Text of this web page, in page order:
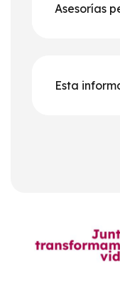
Asesorías
Esta